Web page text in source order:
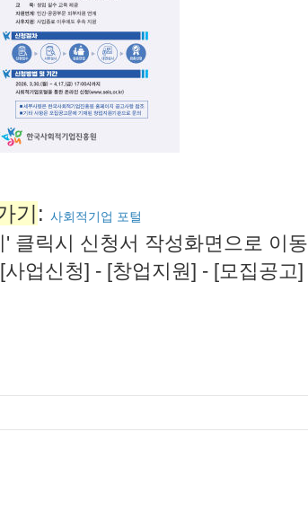
기 : 사회적기업 포털
클릭시 신청서 작성화면으로 이동
업신청] - [창업지원] - [모집공고]